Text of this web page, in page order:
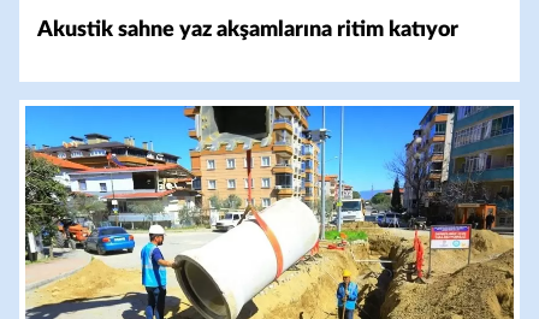
Akustik sahne yaz akşamlarına ritim katıyor